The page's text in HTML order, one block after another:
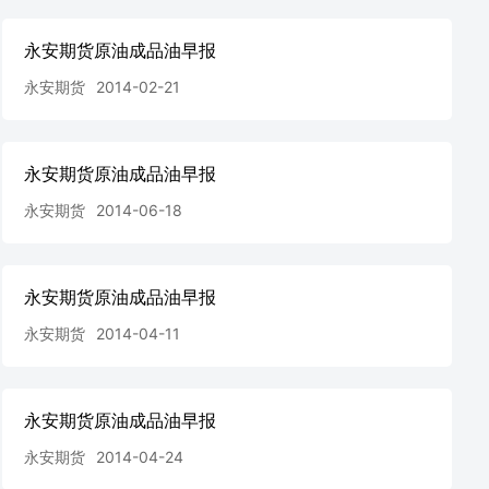
永安期货原油成品油早报
永安期货 2014-02-21
永安期货原油成品油早报
永安期货 2014-06-18
永安期货原油成品油早报
永安期货 2014-04-11
永安期货原油成品油早报
永安期货 2014-04-24